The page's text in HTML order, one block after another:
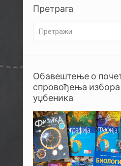
Претрага
Обавештење о
спровођења избора
уџбеника